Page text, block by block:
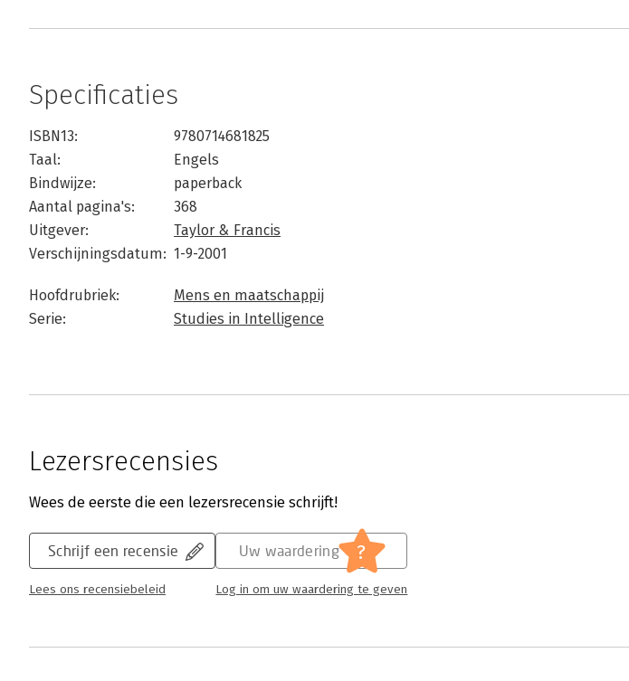
Specificaties
ISBN13:
9780714681825
Taal:
Engels
Bindwijze:
paperback
Aantal pagina's:
368
Uitgever:
Taylor & Francis
Verschijningsdatum: 1-9-2001
Hoofdrubriek:
Mens en maatschappij
Serie:
Studies in Intelligence
Lezersrecensies
Wees de eerste die een lezersrecensie schrijft!
Schrijf een recensie
Lees ons recensiebeleid
Uw waardering ?
Log in om uw waardering te geven